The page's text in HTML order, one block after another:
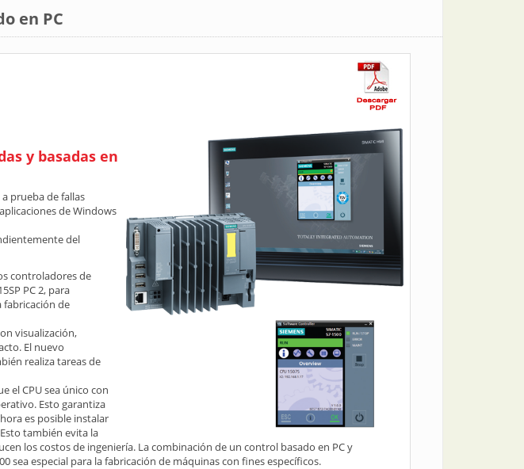
en PC
y basadas en
prueba de fallas
de Windows
del
controladores de
PC 2, para
fabricación de
visualización,
El nuevo
realiza tareas de
el CPU sea único con
Esto garantiza
es posible instalar
también evita la
los costos de ingeniería. La combinación de un control basado en PC y
sea especial para la fabricación de máquinas con fines específicos.